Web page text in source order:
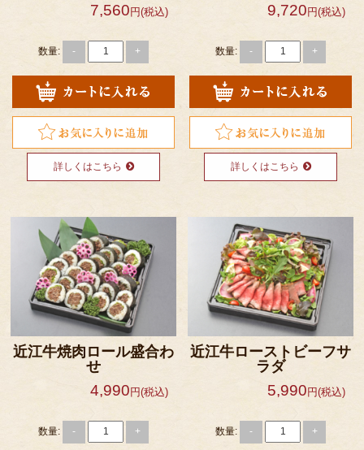
キャンセルポリシー
こだわり
お客様の声
お知らせ
おすすめランキング
店舗情報
よくあるご質問
お問い合わせ
特定商取引法に基づく表記
7,560 円(税込)
数量: - +
詳しくはこちら
9,720 円(税込)
数量: - +
詳しくはこちら
近江牛焼肉ロール盛合わ
せ
4,990 円(税込)
数量: - +
近江牛ローストビーフサ
ラダ
5,990 円(税込)
数量: - +